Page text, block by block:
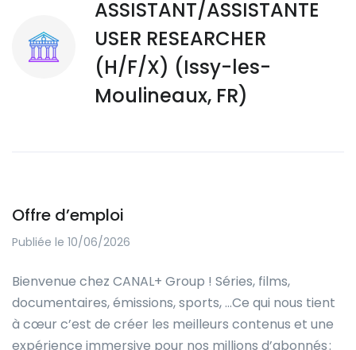
ASSISTANT/ASSISTANTE
USER RESEARCHER
(H/F/X) (Issy-les-
Moulineaux, FR)
Offre d’emploi
Publiée le 10/06/2026
Bienvenue chez CANAL+ Group ! Séries, films,
documentaires, émissions, sports, …Ce qui nous tient
à cœur c’est de créer les meilleurs contenus et une
expérience immersive pour nos millions d’abonnés :